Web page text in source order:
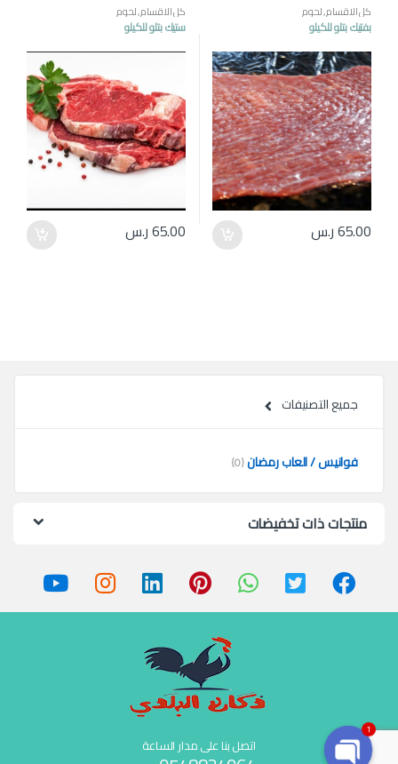
كل الاقسام,لحوم
بفتيك بتلو للكيلو
65.00ر.س
كل الاقسام,لحوم
ستيك بتلو للكيلو
65.00ر.س
جميع التصنيفات
فوانيس / العاب رمضان(0)
منتجات ذات تخفيضات
اتصل بنا على مدار الساعة
1